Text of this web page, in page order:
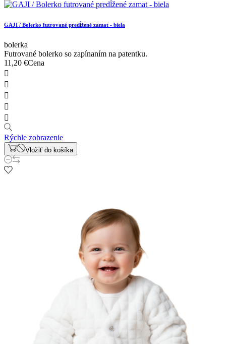
GAJI / Bolerko futrované predĺžené zamat - biela
bolerka
Futrované bolerko so zapínaním na patentku.
11,20 €Cena





Rýchle zobrazenie
Vložiť do košíka